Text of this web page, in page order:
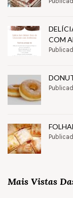
COM
Mais Vistas